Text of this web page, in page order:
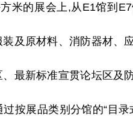
方米的展会上,从E1馆到
及原材料、消防器材、
最新标准宣贯论坛区及
按展品类别分馆的“目